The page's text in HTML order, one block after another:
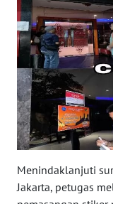
Menindaklanjuti
Jakarta, petugas
WN
SUMSEL
WN
BENGKULU
WN
LAMPUNG
WN